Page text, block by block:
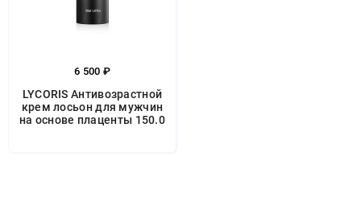
6 500 ₽
LYCORIS Антивозрастной
крем лосьон для мужчин
на основе плаценты 150.0